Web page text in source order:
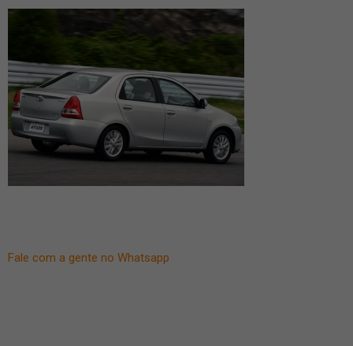
Fale com a gente no Whatsapp